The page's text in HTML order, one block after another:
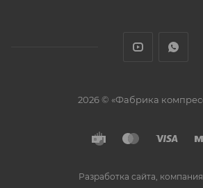
2026 © «Фабрика
Разработка сайта, компания